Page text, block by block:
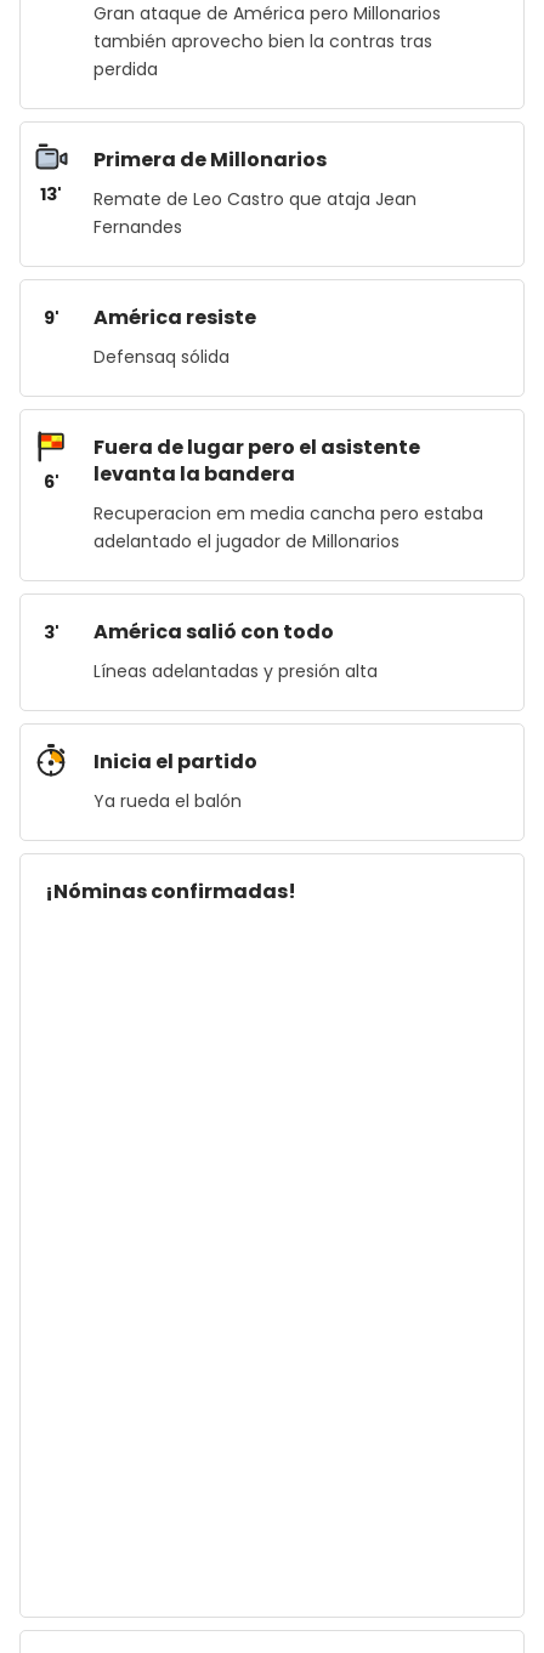
Gran ataque de América pero Millonarios
también aprovecho bien la contras tras
perdida
13'
Primera de Millonarios
Remate de Leo Castro que ataja Jean
Fernandes
9' América resiste
Defensaq sólida
6'
Fuera de lugar pero el asistente
levanta la bandera
Recuperacion em media cancha pero estaba
adelantado el jugador de Millonarios
3' América salió con todo
Líneas adelantadas y presión alta
Inicia el partido
Ya rueda el balón
¡Nóminas confirmadas!